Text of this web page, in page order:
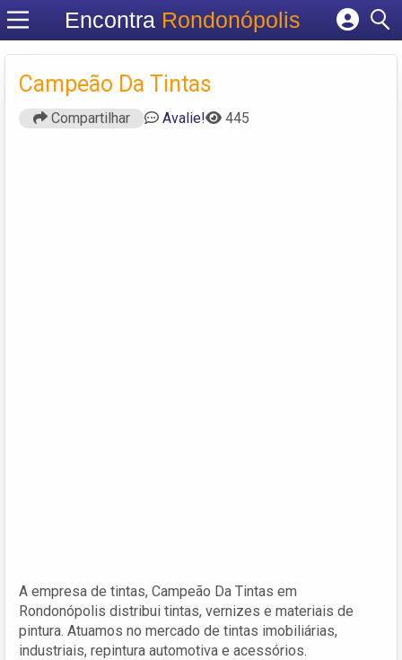
Encontra Rondonópolis
Cadastrar empresa
Criar conta
Campeão Da Tintas
Compartilhar Avalie! 445
A empresa de tintas, Campeão Da Tintas em
Rondonópolis distribui tintas, vernizes e materiais de
pintura. Atuamos no mercado de tintas imobiliárias,
industriais, repintura automotiva e acessórios.